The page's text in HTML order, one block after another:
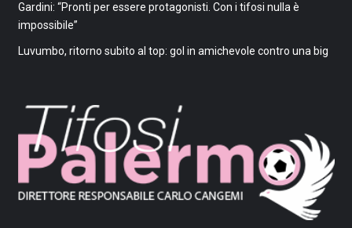
Gardini: “Pronti per essere protagonisti. Con i tifosi nulla è
impossibile”
Luvumbo, ritorno subito al top: gol in amichevole contro una big